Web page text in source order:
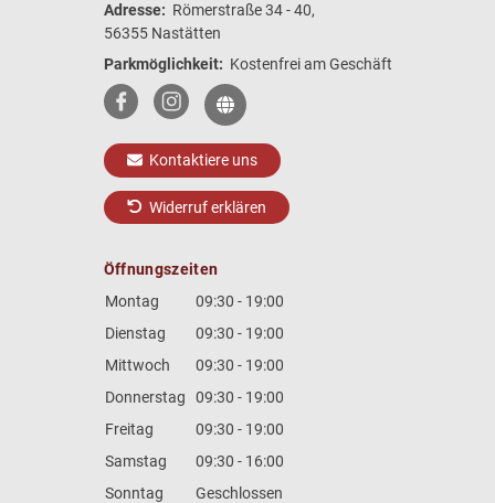
Adresse: Römerstraße 34 - 40,
56355 Nastätten
Parkmöglichkeit: Kostenfrei am Geschäft
Kontaktiere uns
Widerruf erklären
Öffnungszeiten
Montag
09:30 - 19:00
Dienstag
09:30 - 19:00
Mittwoch
09:30 - 19:00
Donnerstag
09:30 - 19:00
Freitag
09:30 - 19:00
Samstag
09:30 - 16:00
Sonntag
Geschlossen